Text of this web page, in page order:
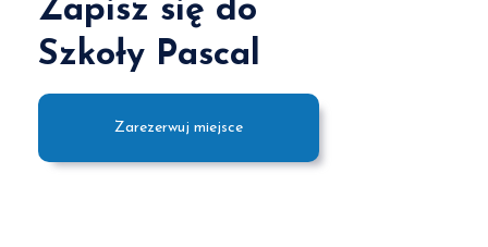
Zapisz się do
Szkoły Pascal
Zarezerwuj miejsce